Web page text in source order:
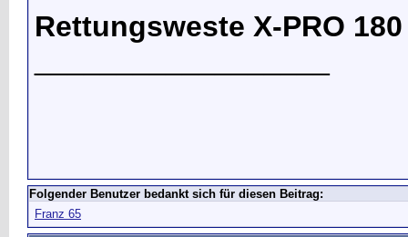
Rettungsweste X-PRO 180
Folgender Benutzer bedankt sich für diesen Beitrag:
Franz 65